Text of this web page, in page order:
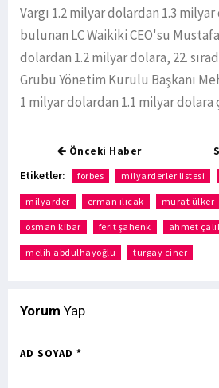
Vargı 1.2 milyar dolardan 1.3 milyar
bulunan LC Waikiki CEO'su
dolardan 1.2 milyar dolara, 22.
Grubu Yönetim Kurulu Başkanı
1 milyar dolardan 1.1 milyar dolara
Önceki Haber
Etiketler: forbes milyarderler listesi
milyarder erman ılıcak murat ülker
osman kibar ferit şahenk ahmet
melih abdulhayoğlu turgay ciner
Yorum Yap
AD SOYAD *